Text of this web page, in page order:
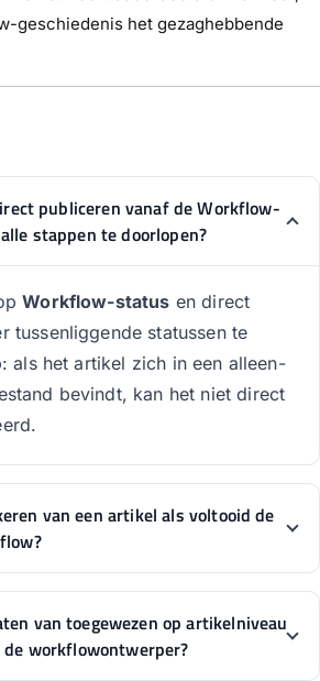
geschiedenis het gezaghebbende
publiceren vanaf de Workflow-
stappen te doorlopen?
Workflow-status en direct
tussenliggende statussen te
als het artikel zich in een alleen-
bevindt, kan het niet direct
van een artikel als voltooid de
van toegewezen op artikelniveau
workflowontwerper?